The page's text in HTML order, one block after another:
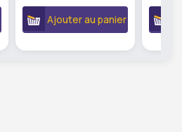
Ajouter au panier